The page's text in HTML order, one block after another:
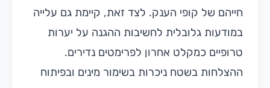
חייהם של קופי הענק. לצד זאת, קיימת גם עלייה
במודעות גלובלית לחשיבות ההגנה על יערות
טרופיים כמקלט אחרון לפרימטים נדירים.
ההצלחות בשטח ניכרות בשימור מינים ובפיתוח